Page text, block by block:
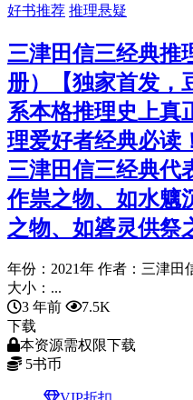
好书推荐 推理悬疑
三津田信三经典推
册）【独家首发，
系本格推理史上真
理爱好者经典必读
三津田信三经典代
作祟之物、如水魑
之物、如碆灵供祭
年份：2021年 作者：三津田
大小：...
3 年前
7.5K
下载
本资源需权限下载
5书币